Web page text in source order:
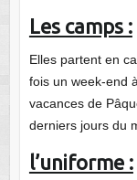
Les camps :
Elles partent en
fois un week-end
vacances de
derniers jours du
l’uniforme :